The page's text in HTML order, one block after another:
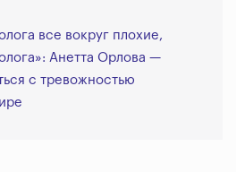
все вокруг плохие,
Анетта Орлова —
с тревожностью